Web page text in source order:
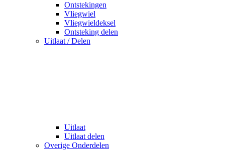
Ontstekingen
Vliegwiel
Vliegwieldeksel
Ontsteking delen
Uitlaat / Delen
Uitlaat
Uitlaat delen
Overige Onderdelen